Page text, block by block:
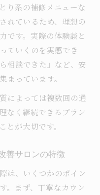
り系の補修メニューな
れているため、理想の
です。実際の体験談と
ていくのを実感でき
相談できた」など、安
まっています。
によっては複数回の通
なく継続できるプラン
とが大切です。
善サロンの特徴
は、いくつかのポイン
。まず、丁寧なカウン